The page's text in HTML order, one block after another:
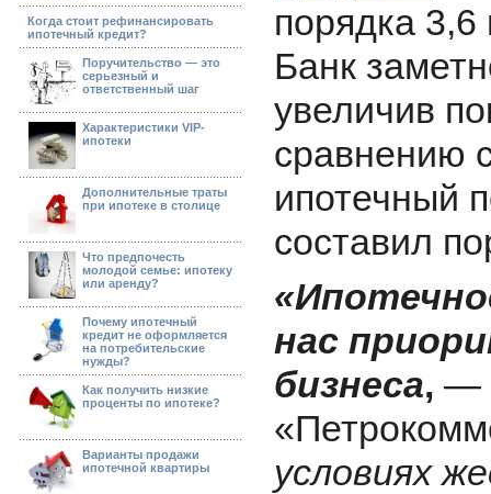
Когда стоит рефинансировать
ипотечный кредит?
Поручительство — это
серьезный и
ответственный шаг
Характеристики VIP-
ипотеки
Дополнительные траты
при ипотеке в столице
Что предпочесть
молодой семье: ипотеку
или аренду?
Почему ипотечный
кредит не оформляется
на потребительские
нужды?
Как получить низкие
проценты по ипотеке?
Варианты продажи
ипотечной квартиры
порядка
Банк
увеличив
сравнению
ипотечный
составил
нас
бизнеса, —
условиях